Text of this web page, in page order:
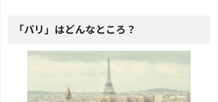
「パリ」はどんなところ？